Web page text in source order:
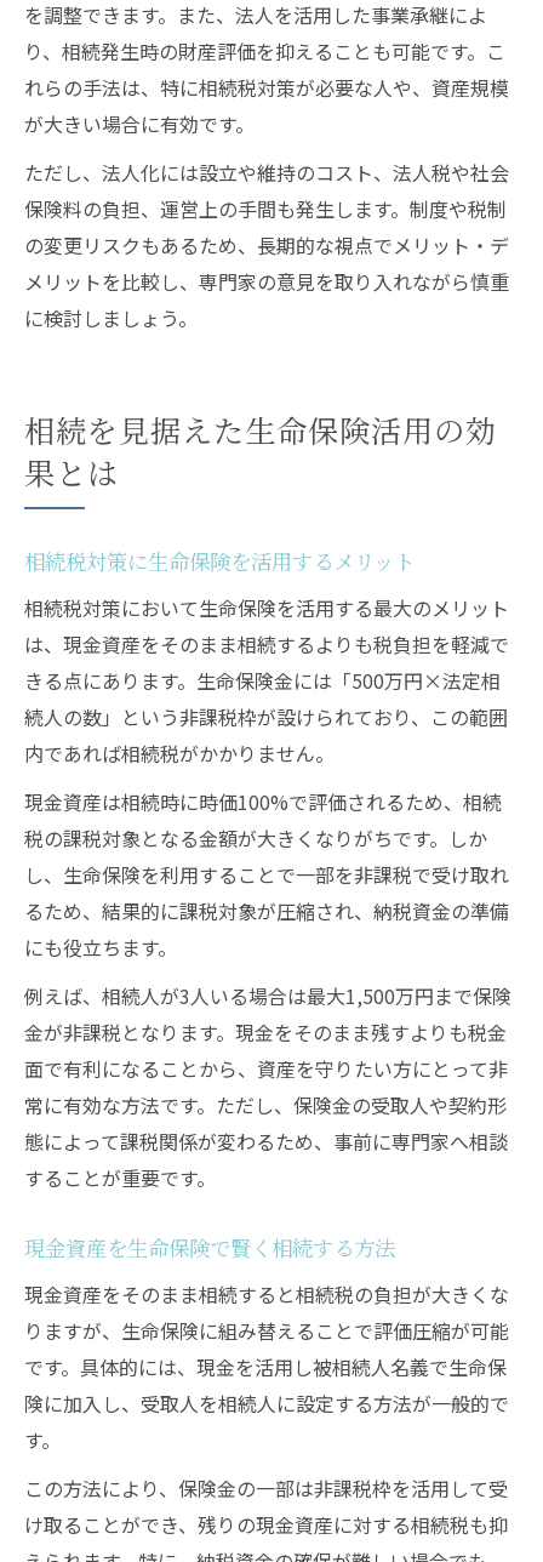
を調整できます。また、法人を活用した事業承継によ
り、相続発生時の財産評価を抑えることも可能です。こ
れらの手法は、特に相続税対策が必要な人や、資産規模
が大きい場合に有効です。
ただし、法人化には設立や維持のコスト、法人税や社会
保険料の負担、運営上の手間も発生します。制度や税制
の変更リスクもあるため、長期的な視点でメリット・デ
メリットを比較し、専門家の意見を取り入れながら慎重
に検討しましょう。
相続を見据えた生命保険活用の効
果とは
相続税対策に生命保険を活用するメリット
相続税対策において生命保険を活用する最大のメリット
は、現金資産をそのまま相続するよりも税負担を軽減で
きる点にあります。生命保険金には「500万円×法定相
続人の数」という非課税枠が設けられており、この範囲
内であれば相続税がかかりません。
現金資産は相続時に時価100%で評価されるため、相続
税の課税対象となる金額が大きくなりがちです。しか
し、生命保険を利用することで一部を非課税で受け取れ
るため、結果的に課税対象が圧縮され、納税資金の準備
にも役立ちます。
例えば、相続人が3人いる場合は最大1,500万円まで保険
金が非課税となります。現金をそのまま残すよりも税金
面で有利になることから、資産を守りたい方にとって非
常に有効な方法です。ただし、保険金の受取人や契約形
態によって課税関係が変わるため、事前に専門家へ相談
することが重要です。
現金資産を生命保険で賢く相続する方法
現金資産をそのまま相続すると相続税の負担が大きくな
りますが、生命保険に組み替えることで評価圧縮が可能
です。具体的には、現金を活用し被相続人名義で生命保
険に加入し、受取人を相続人に設定する方法が一般的で
す。
この方法により、保険金の一部は非課税枠を活用して受
け取ることができ、残りの現金資産に対する相続税も抑